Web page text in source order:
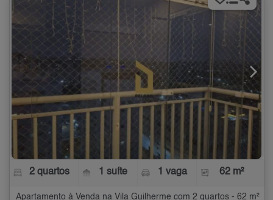
2 quartos 1 suíte 1 vaga 62 m²
Apartamento à Venda na Vila Guilherme com 2 quartos - 62 m²